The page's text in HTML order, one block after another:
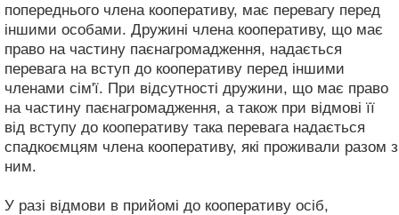
попереднього члена кооперативу, має перевагу перед
іншими особами. Дружині члена кооперативу, що має
право на частину паєнагромадження, надається
перевага на вступ до кооперативу перед іншими
членами сім'ї. При відсутності дружини, що має право
на частину паєнагромадження, а також при відмові її
від вступу до кооперативу така перевага надається
спадкоємцям члена кооперативу, які проживали разом з
ним.
У разі відмови в прийомі до кооперативу осіб,